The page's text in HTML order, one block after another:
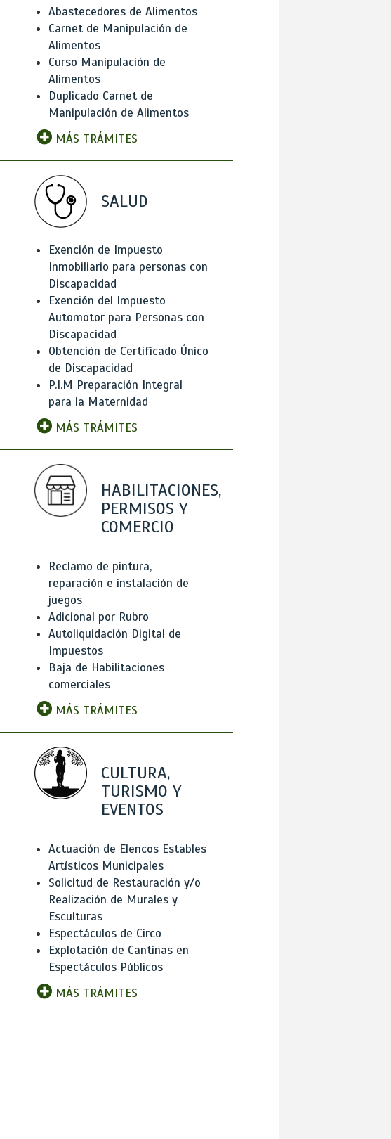
Abastecedores de Alimentos
Carnet de Manipulación de
Alimentos
Curso Manipulación de
Alimentos
Duplicado Carnet de
Manipulación de Alimentos
MÁS TRÁMITES
SALUD
Exención de Impuesto
Inmobiliario para personas con
Discapacidad
Exención del Impuesto
Automotor para Personas con
Discapacidad
Obtención de Certificado Único
de Discapacidad
P.I.M Preparación Integral
para la Maternidad
MÁS TRÁMITES
HABILITACIONES,
PERMISOS Y
COMERCIO
Reclamo de pintura,
reparación e instalación de
juegos
Adicional por Rubro
Autoliquidación Digital de
Impuestos
Baja de Habilitaciones
comerciales
MÁS TRÁMITES
CULTURA,
TURISMO Y
EVENTOS
Actuación de Elencos Estables
Artísticos Municipales
Solicitud de Restauración y/o
Realización de Murales y
Esculturas
Espectáculos de Circo
Explotación de Cantinas en
Espectáculos Públicos
MÁS TRÁMITES